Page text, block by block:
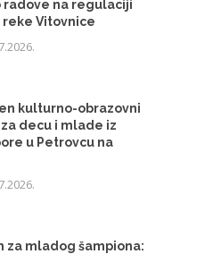
radove na regulaciji
reke Vitovnice
kulturno-obrazovni
za decu i mlade iz
u Petrovcu na
za mladog šampiona: